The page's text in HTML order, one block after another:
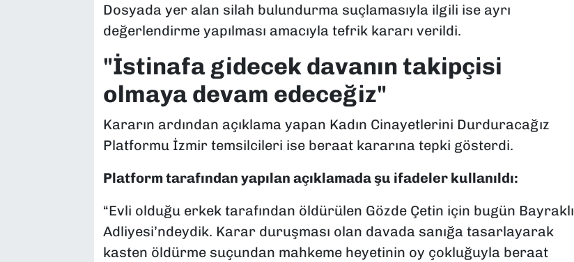
Dosyada yer alan silah bulundurma suçlamasıyla ilgili ise ayrı
değerlendirme yapılması amacıyla tefrik kararı verildi.
"İstinafa gidecek davanın takipçisi
olmaya devam edeceğiz"
Kararın ardından açıklama yapan Kadın Cinayetlerini Durduracağız
Platformu İzmir temsilcileri ise beraat kararına tepki gösterdi.
Platform tarafından yapılan açıklamada şu ifadeler kullanıldı:
“Evli olduğu erkek tarafından öldürülen Gözde Çetin için bugün Bayraklı
Adliyesi’ndeydik. Karar duruşması olan davada sanığa tasarlayarak
kasten öldürme suçundan mahkeme heyetinin oy çokluğuyla beraat